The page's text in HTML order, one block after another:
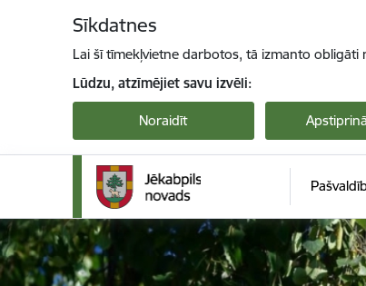
Sīkdatnes
Lai šī tīmekļvietne darbotos, tā izmanto obligāti
Lūdzu, atzīmējiet savu izvēli:
Noraidīt
Jekabpils novada pašvaldība